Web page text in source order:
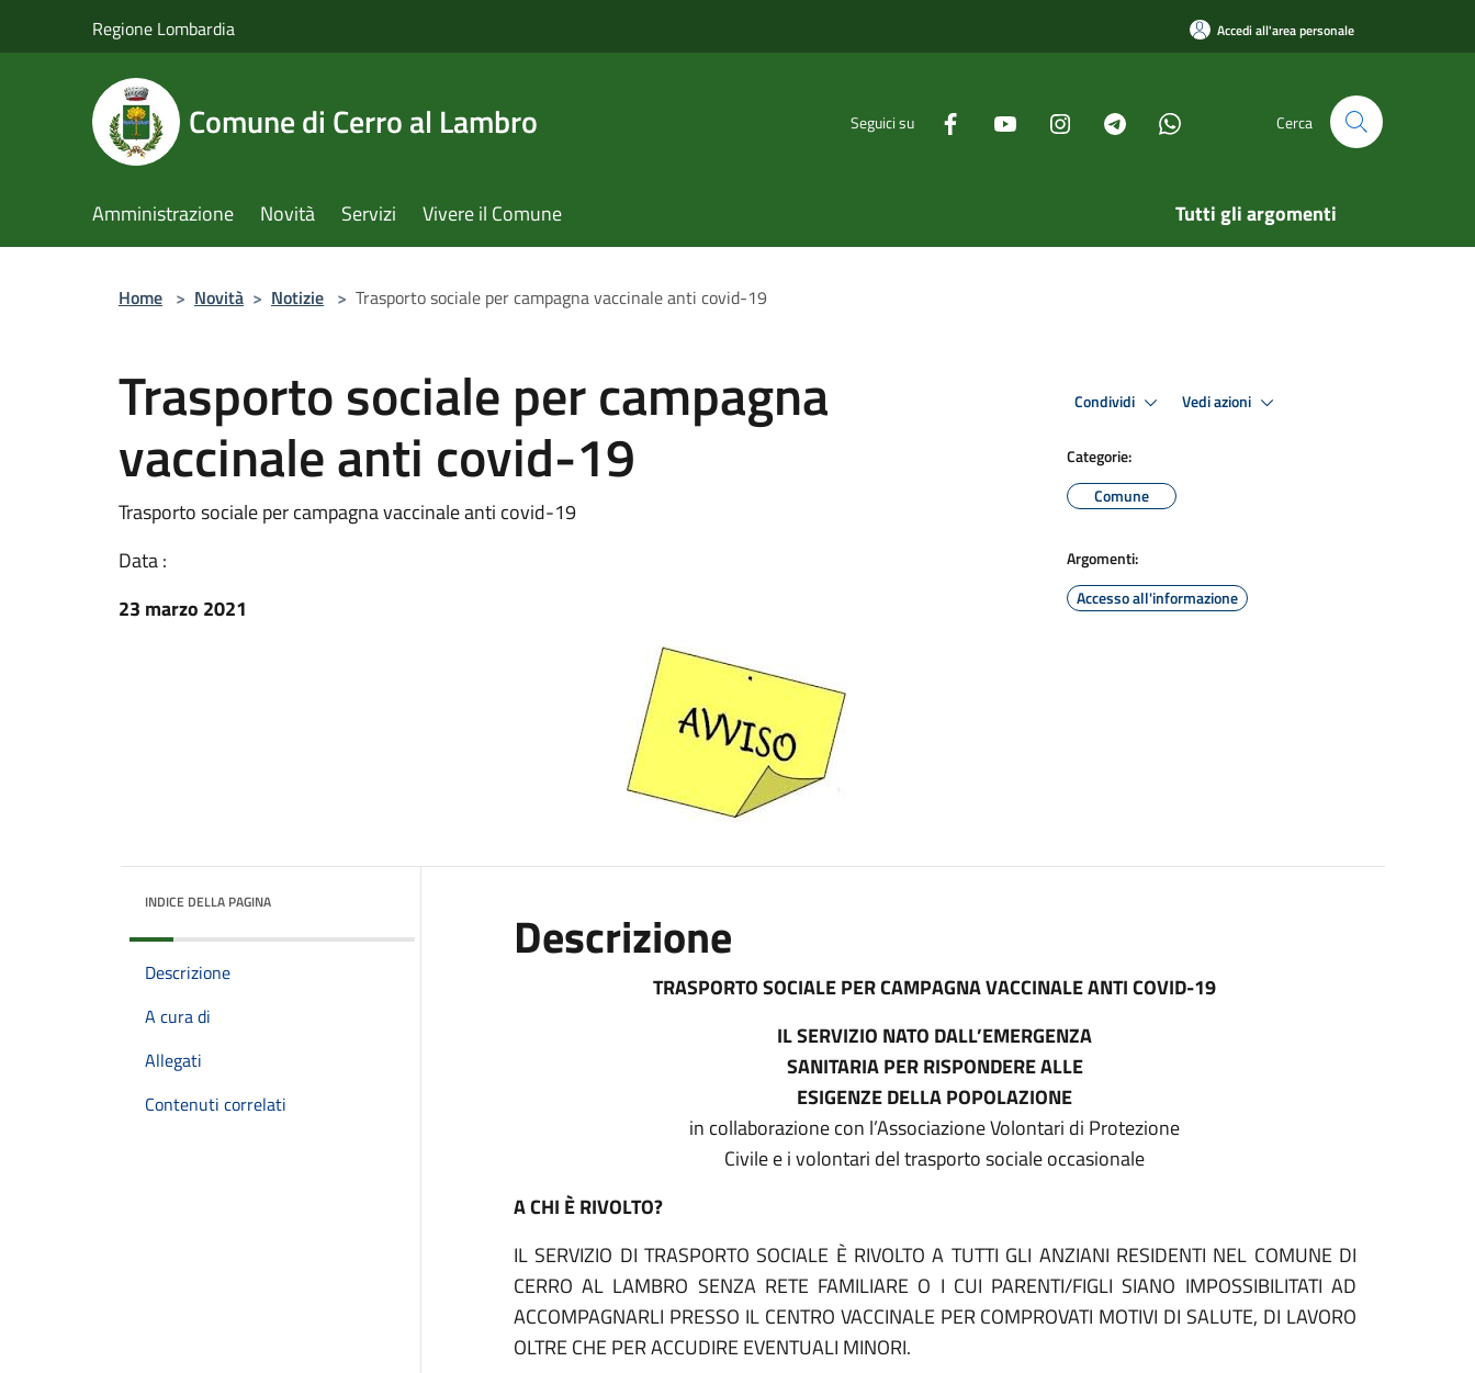
Regione Lombardia Accedi all'area personale
Comune di Cerro al Lambro Seguici su Cerca
Amministrazione Novità Servizi Vivere il Comune Tutti gli argomenti
Home > Novità > Notizie > Trasporto sociale per campagna vaccinale anti covid-19
Trasporto sociale per campagna
vaccinale anti covid-19
Trasporto sociale per campagna vaccinale anti covid-19
Data :
23 marzo 2021
Condividi Vedi azioni
Categorie:
Comune
Argomenti:
Accesso all'informazione
INDICE DELLA PAGINA
Descrizione
A cura di
Allegati
Contenuti correlati
Descrizione
TRASPORTO SOCIALE PER CAMPAGNA VACCINALE ANTI COVID-19
IL SERVIZIO NATO DALL’EMERGENZA
SANITARIA PER RISPONDERE ALLE
ESIGENZE DELLA POPOLAZIONE
in collaborazione con l’Associazione Volontari di Protezione
Civile e i volontari del trasporto sociale occasionale
A CHI È RIVOLTO?
IL SERVIZIO DI TRASPORTO SOCIALE È RIVOLTO A TUTTI GLI ANZIANI RESIDENTI NEL COMUNE DI
CERRO AL LAMBRO SENZA RETE FAMILIARE O I CUI PARENTI/FIGLI SIANO IMPOSSIBILITATI AD
ACCOMPAGNARLI PRESSO IL CENTRO VACCINALE PER COMPROVATI MOTIVI DI SALUTE, DI LAVORO
OLTRE CHE PER ACCUDIRE EVENTUALI MINORI.